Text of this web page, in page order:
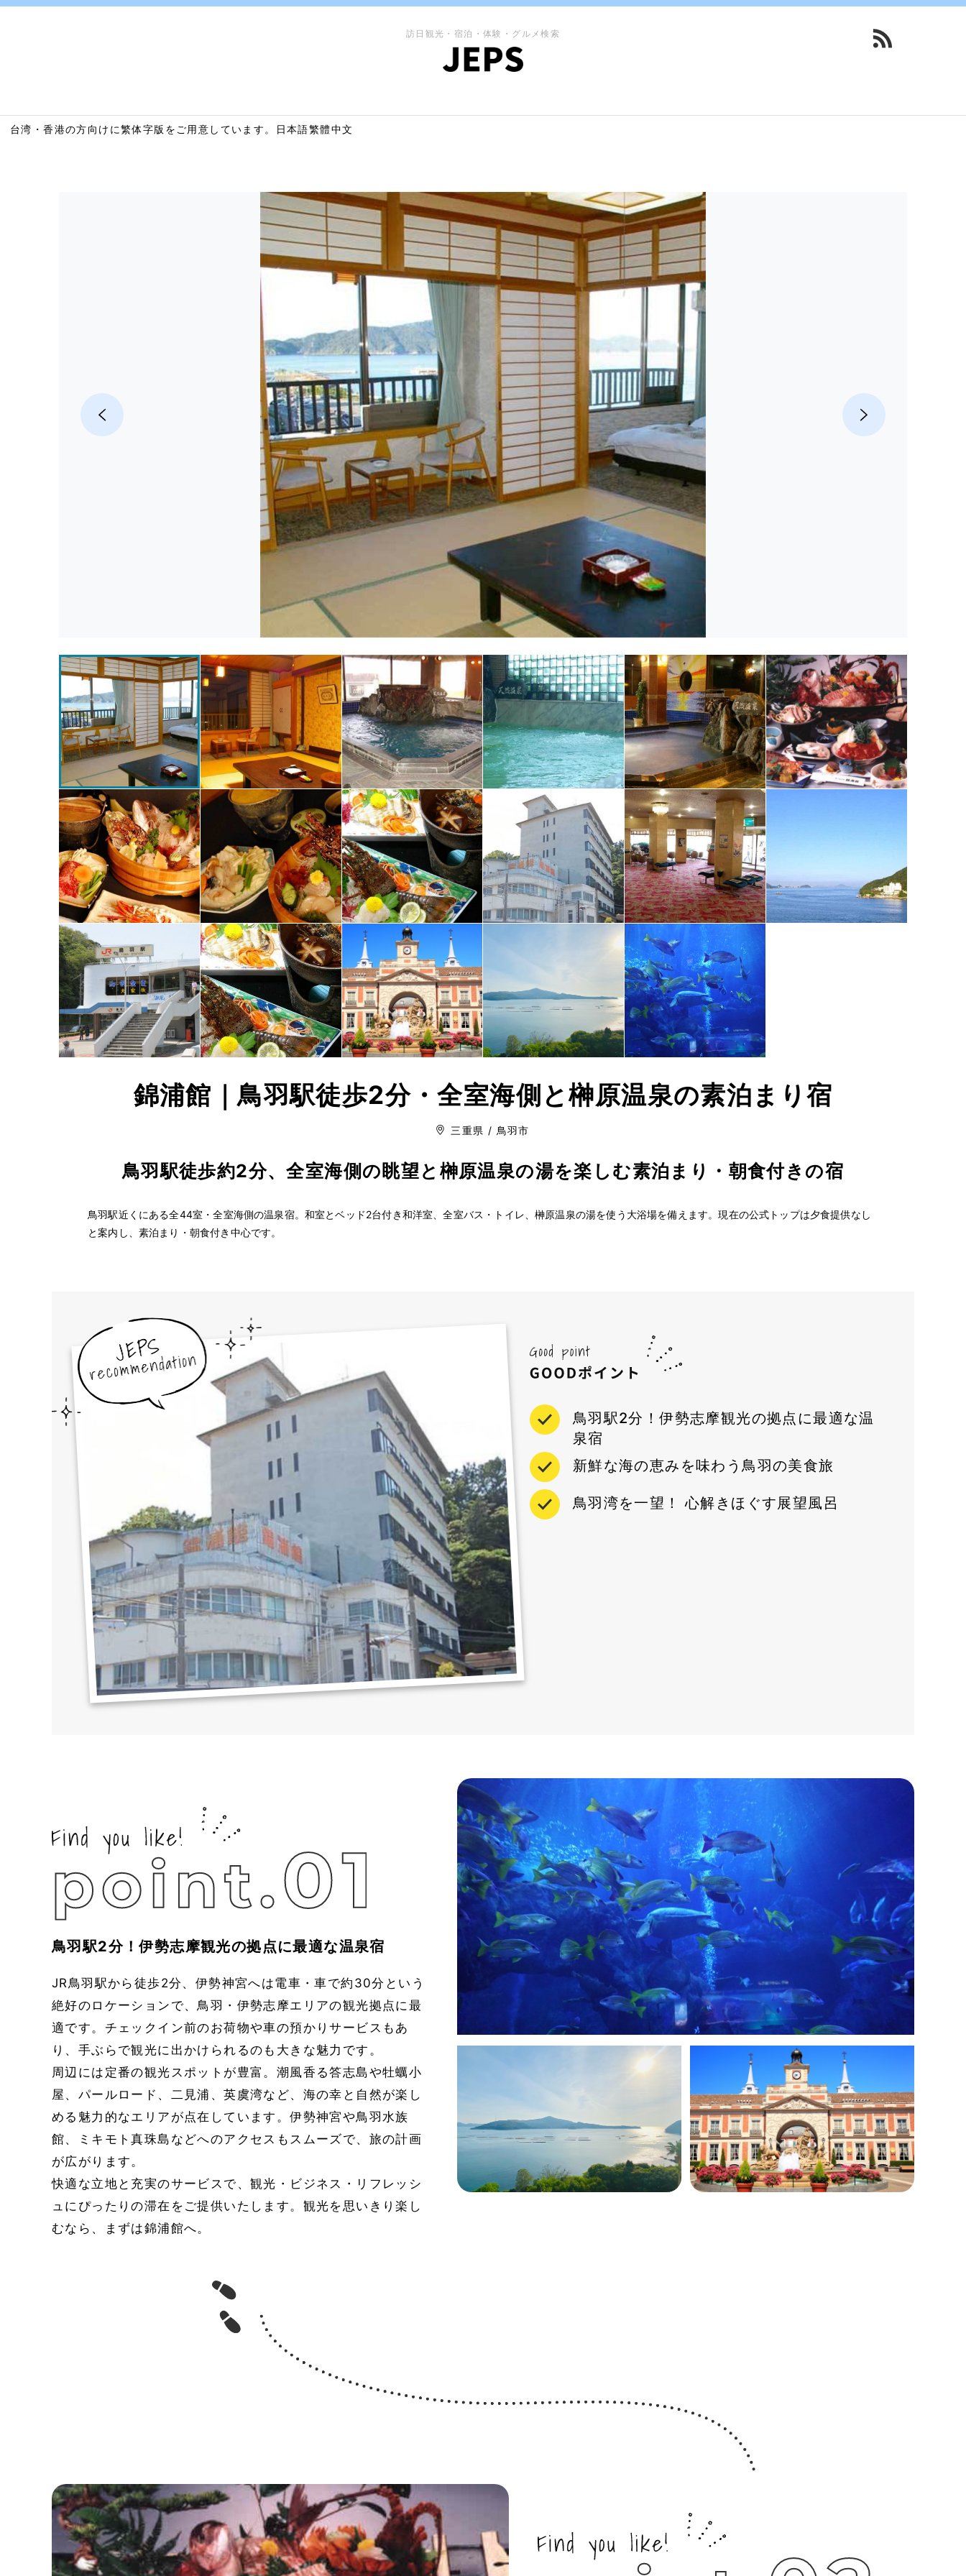
訪日観光・宿泊・体験・グルメ検索
台湾・香港の方向けに繁体字版をご用意しています。 日本語繁體中文
錦浦館｜鳥羽駅徒歩2分・全室海側と榊原温泉の素泊まり宿
三重県 / 鳥羽市
鳥羽駅徒歩約2分、全室海側の眺望と榊原温泉の湯を楽しむ素泊まり・朝食付きの宿
鳥羽駅近くにある全44室・全室海側の温泉宿。和室とベッド2台付き和洋室、全室バス・トイレ、榊原温泉の湯を使う大浴場を備えます。現在の公式トップは夕食提供なし
と案内し、素泊まり・朝食付き中心です。
鳥羽駅2分！伊勢志摩観光の拠点に最適な温
泉宿
新鮮な海の恵みを味わう鳥羽の美食旅
鳥羽湾を一望！ 心解きほぐす展望風呂
鳥羽駅2分！伊勢志摩観光の拠点に最適な温泉宿
JR鳥羽駅から徒歩2分、伊勢神宮へは電車・車で約30分という
絶好のロケーションで、鳥羽・伊勢志摩エリアの観光拠点に最
適です。チェックイン前のお荷物や車の預かりサービスもあ
り、手ぶらで観光に出かけられるのも大きな魅力です。
周辺には定番の観光スポットが豊富。潮風香る答志島や牡蠣小
屋、パールロード、二見浦、英虞湾など、海の幸と自然が楽し
める魅力的なエリアが点在しています。伊勢神宮や鳥羽水族
館、ミキモト真珠島などへのアクセスもスムーズで、旅の計画
が広がります。
快適な立地と充実のサービスで、観光・ビジネス・リフレッシ
ュにぴったりの滞在をご提供いたします。観光を思いきり楽し
むなら、まずは錦浦館へ。